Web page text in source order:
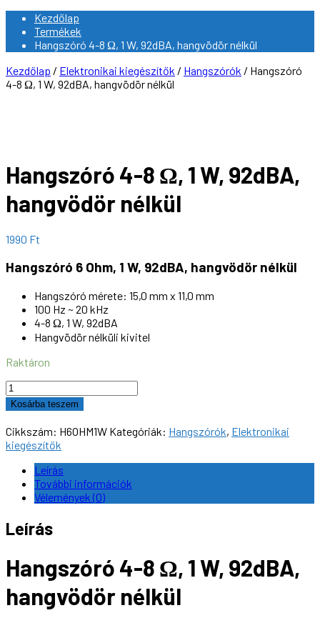
Kezdőlap
Termékek
Hangszóró 4-8 Ω, 1 W, 92dBA, hangvödör nélkül
Kezdőlap / Elektronikai kiegészítők / Hangszórók / Hangszóró
4-8 Ω, 1 W, 92dBA, hangvödör nélkül
Hangszóró 4-8 Ω, 1 W, 92dBA,
hangvödör nélkül
1990 Ft
Hangszóró 6 Ohm, 1 W, 92dBA, hangvödör nélkül
Hangszóró mérete: 15,0 mm x 11,0 mm
100 Hz ~ 20 kHz
4-8 Ω, 1 W, 92dBA
Hangvödör nélküli kivitel
Raktáron
Hangszóró
4-
8
Ω,
1
W,
92dBA,
hangvödör
nélkül
Kosárba teszem
Cikkszám: H6OHM1W Kategóriák: Hangszórók, Elektronikai
kiegészítők
Leírás
További információk
Vélemények (0)
Leírás
Hangszóró 4-8 Ω, 1 W, 92dBA,
hangvödör nélkül